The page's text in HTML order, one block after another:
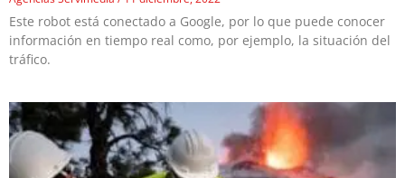
Este robot está conectado a Google, por lo que puede conocer
información en tiempo real como, por ejemplo, la situación del
tráfico.